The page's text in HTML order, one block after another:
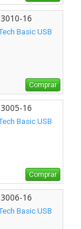
16
Basic USB
Comprar
16
Basic USB
Comprar
16
Basic USB